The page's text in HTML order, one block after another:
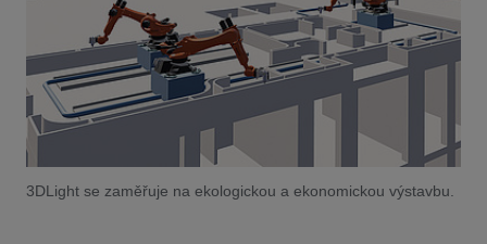
3DLight se zaměřuje na ekologickou a ekonomickou výstavbu.